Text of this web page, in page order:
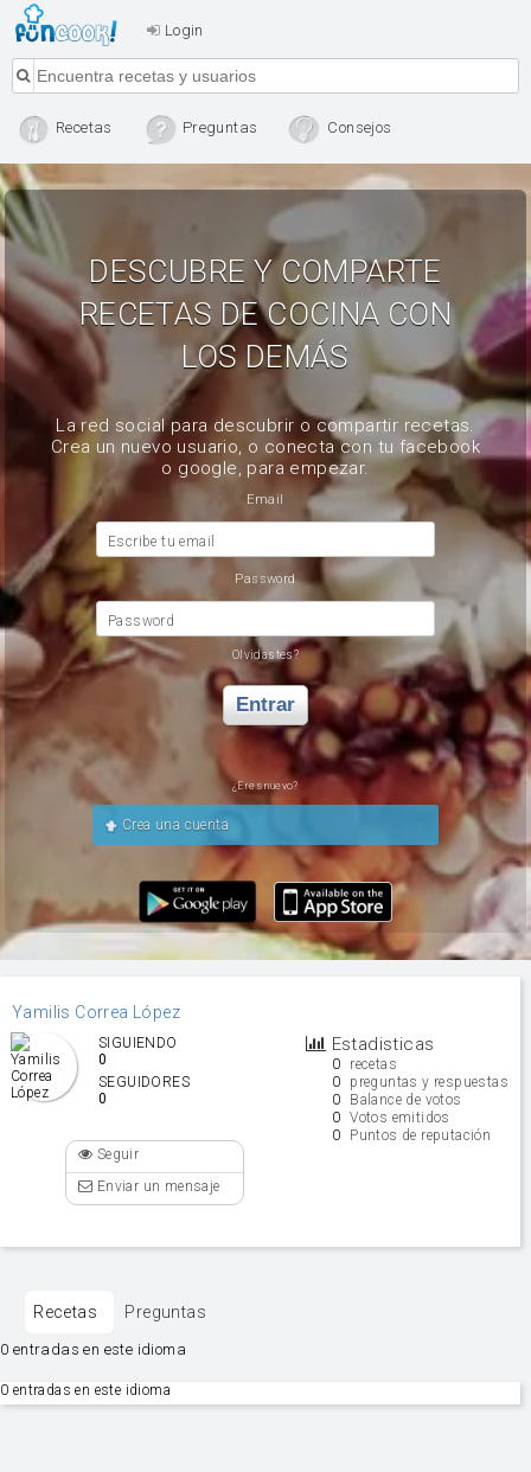
Login
Recetas Preguntas Consejos
DESCUBRE Y COMPARTE
RECETAS DE COCINA CON
LOS DEMÁS
La red social para descubrir o compartir recetas.
Crea un nuevo usuario, o conecta con tu facebook
o google, para empezar.
Email
Escribe tu email
Password
Password
Olvidastes?
Entrar
¿Eres nuevo?
Crea una cuenta
Yamilis Correa López
Estadisticas
0 recetas
0 preguntas y respuestas
0 Balance de votos
0 Votos emitidos
0 Puntos de reputación
SIGUIENDO
0
SEGUIDORES
0
Seguir
Enviar un mensaje
Recetas Preguntas
0 entradas en este idioma
0 entradas en este idioma